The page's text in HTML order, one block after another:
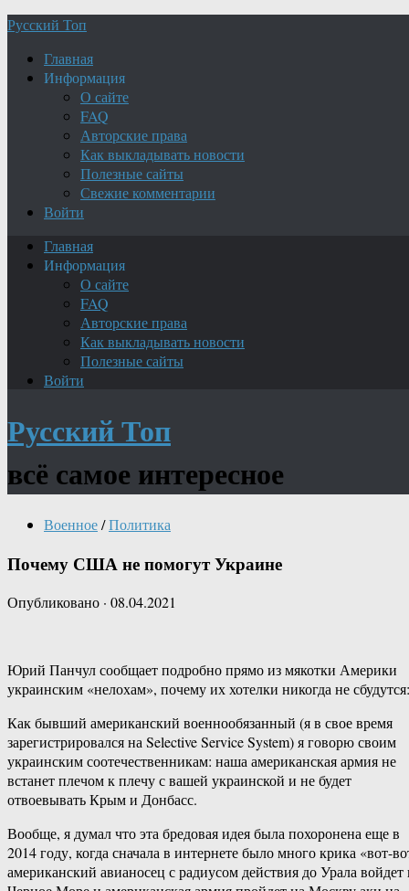
Русский Топ
Главная
Информация
О сайте
FAQ
Авторские права
Как выкладывать новости
Полезные сайты
Свежие комментарии
Войти
Главная
Информация
О сайте
FAQ
Авторские права
Как выкладывать новости
Полезные сайты
Войти
Русский Топ
всё самое интересное
Военное/Политика
Почему США не помогут Украине
Опубликовано · 08.04.2021
Юрий Панчул сообщает подробно прямо из мякотки Америки
украинским «нелохам», почему их хотелки никогда не сбудутся:
Как бывший американский военнообязанный (я в свое время
зарегистрировался на Selective Service System) я говорю своим
украинским соотечественникам: наша американская армия не
встанет плечом к плечу с вашей украинской и не будет
отвоевывать Крым и Донбасс.
Вообще, я думал что эта бредовая идея была похоронена еще в
2014 году, когда сначала в интернете было много крика «вот-
американский авианосец с радиусом действия до Урала войдет